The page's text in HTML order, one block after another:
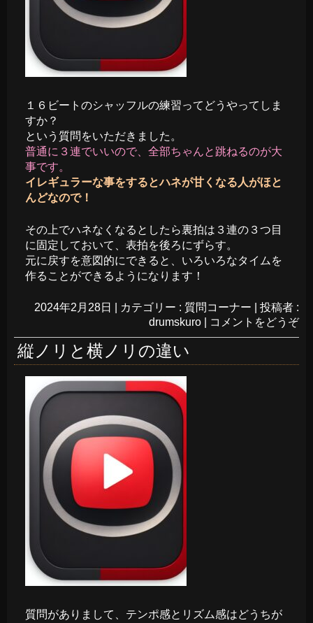
１６ビートのシャッフルの練習ってどうやってしま
すか？
という質問をいただきました。
普通に３連でいいので、全部ちゃんと跳ねるのが大
事です。
イレギュラーな事をするとハネが甘くなる人がほと
んどなので！
その上でハネなくなるとしたら裏拍は３連の３つ目
に固定しておいて、表拍を後ろにずらす。
元に戻すを意図的にできると、いろいろなタイムを
作ることができるようになります！
2024年2月28日 カテゴリー : 質問コーナー
投稿者 :
drumskuro
コメントをどうぞ
縦ノリと横ノリの違い
質問がありまして、テンポ感とリズム感はどうちが